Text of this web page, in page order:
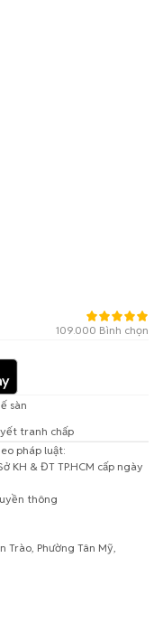
109.000 Bình chọn
sàn
tranh chấp
pháp luật:
KH & ĐT TP.HCM cấp ngày
thông
Trào, Phường Tân Mỹ,